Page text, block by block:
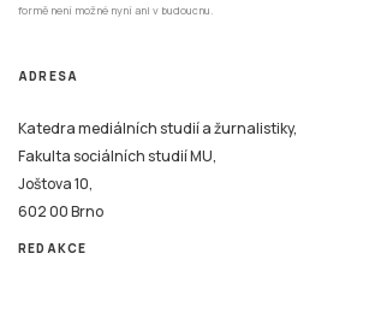
formě není možné nyní ani v budoucnu.
ADRESA
Katedra mediálních studií a žurnalistiky,
Fakulta sociálních studií MU,
Joštova 10,
602 00 Brno
REDAKCE